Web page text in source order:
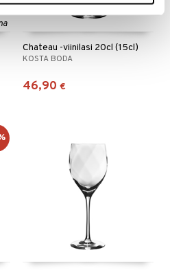
Chateau -viinilasi 20cl (15cl)
KOSTA BODA
46,90 €